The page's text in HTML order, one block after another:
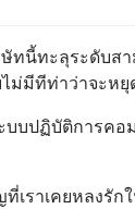
เศรษฐกิจ #SCBEIC #อสังหา
านล้นตลาด #เ
มารถดูคลิปท
ทนี้ทะลุระดับส
ไม่มีทีท่าว่าจะห
บบปฏิบัติการค
เราเคยหลงรัก